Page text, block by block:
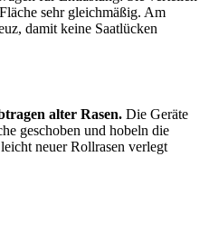
sehr gleichmäßig. Am
damit keine Saatlücken
alter Rasen. Die Geräte
geschoben und hobeln die
neuer Rollrasen verlegt